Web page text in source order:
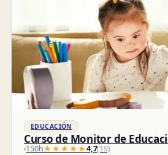
EDUCACIÓN
Curso de Monitor de
150h★★★★★
★★★★★4,7(19)